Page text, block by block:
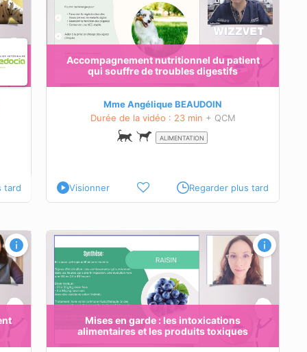
tard
Accompagnement nutritionnel du patient
qui souffre de troubles digestifs
Mme Angélique BEAUDOIN
Durée de la vidéo : 23 min + QCM
ALIMENTATION
Visionner Regarder plus tard
Mises en garde : les intoxications
alimentaires et les produits toxiques